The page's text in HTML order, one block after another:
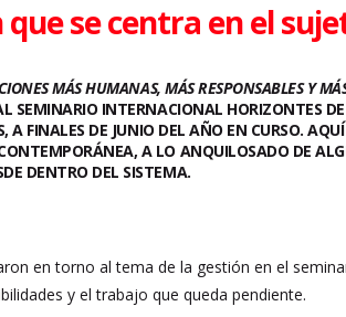
se centra en el
MÁS HUMANAS, MÁS RESPONSABLES Y
SEMINARIO INTERNACIONAL HORIZONTES
A FINALES DE JUNIO DEL AÑO EN CURSO.
A LO ANQUILOSADO DE
DENTRO DEL SISTEMA.
en torno al tema de la gestión en el
y el trabajo que queda pendiente.